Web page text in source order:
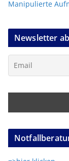
Manipulierte
Newsletter